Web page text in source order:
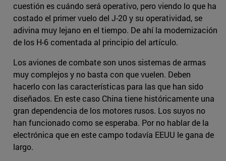
cuestión es cuándo será operativo, pero viendo lo que ha
costado el primer vuelo del J-20 y su operatividad, se
adivina muy lejano en el tiempo. De ahí la modernización
de los H-6 comentada al principio del artículo.
Los aviones de combate son unos sistemas de armas
muy complejos y no basta con que vuelen. Deben
hacerlo con las características para las que han sido
diseñados. En este caso China tiene históricamente una
gran dependencia de los motores rusos. Los suyos no
han funcionado como se esperaba. Por no hablar de la
electrónica que en este campo todavía EEUU le gana de
largo.